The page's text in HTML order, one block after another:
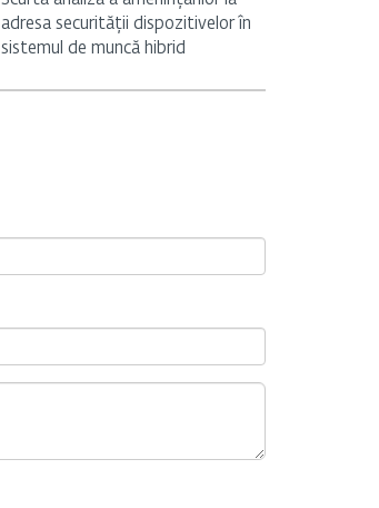
adresa securității dispozitivelor în
sistemul de muncă hibrid